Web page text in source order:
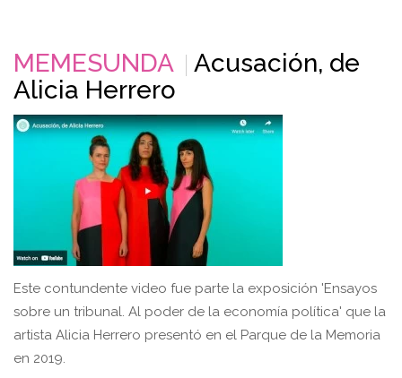
MEMESUNDA
Acusación, de
Alicia Herrero
Este contundente video fue parte la exposición 'Ensayos
sobre un tribunal. Al poder de la economía política' que la
artista Alicia Herrero presentó en el Parque de la Memoria
en 2019.